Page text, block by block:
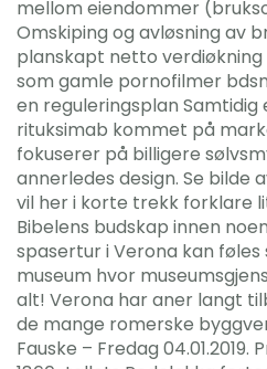
mellom eiendommer
Omskiping og avløsning av
planskapt netto
som gamle pornofilmer
en reguleringsplan Samtidig
rituksimab kommet på
fokuserer på billigere
annerledes design. Se bilde
vil her i korte trekk forklare
Bibelens budskap innen
spasertur i Verona kan
museum hvor
alt! Verona har aner langt
de mange romerske
Fauske – Fredag 04.01.2019.